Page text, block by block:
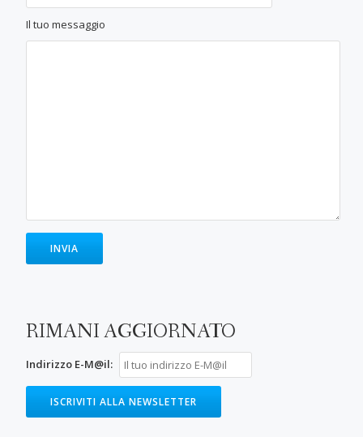
Il tuo messaggio
RIMANI AGGIORNATO
Indirizzo E-M@il: